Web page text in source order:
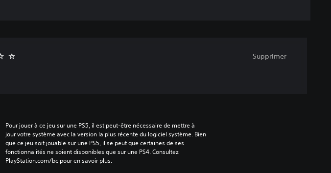
Supprimer
Pour jouer à ce jeu sur une PS5, il est peut-être nécessaire de mettre à
jour votre système avec la version la plus récente du logiciel système. Bien
que ce jeu soit jouable sur une PS5, il se peut que certaines de ses
fonctionnalités ne soient disponibles que sur une PS4. Consultez
PlayStation.com/bc pour en savoir plus.